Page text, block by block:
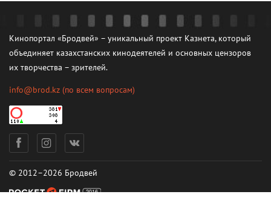
Кинопортал «Бродвей» – уникальный проект Казнета, который
объединяет казахстанских кинодеятелей и основных цензоров
их творчества – зрителей.
info@brod.kz (по всем вопросам)
© 2012–2026 Бродвей